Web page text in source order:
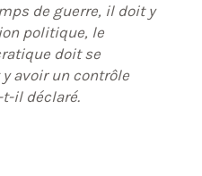
de guerre, il doit y
politique, le
doit se
avoir un contrôle
il déclaré.